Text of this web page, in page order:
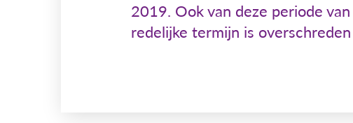
2019. Ook van deze periode
redelijke termijn is